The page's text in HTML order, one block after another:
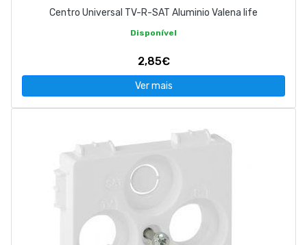
Centro Universal TV-R-SAT Aluminio Valena life
Disponível
2,85€
Ver mais